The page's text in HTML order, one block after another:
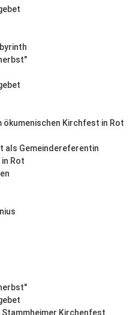
Kirchfest in Rot
als Gemeindereferentin
Rot
Stammheimer Kirchenfest